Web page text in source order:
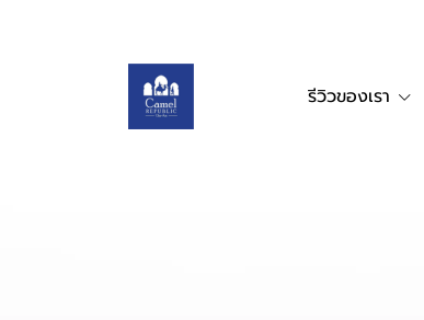
รีวิวของเรา